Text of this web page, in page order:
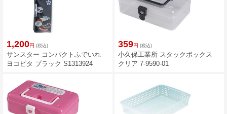
1,200円 (税込)
サンスター コンパクトふでいれ
ヨコピタ ブラック S1313924
359円 (税込)
小久保工業所 スタックボックス
クリア 7-9590-01